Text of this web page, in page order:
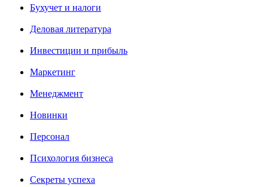
Бухучет и налоги
Деловая литература
Инвестиции и прибыль
Маркетинг
Менеджмент
Новинки
Персонал
Психология бизнеса
Секреты успеха